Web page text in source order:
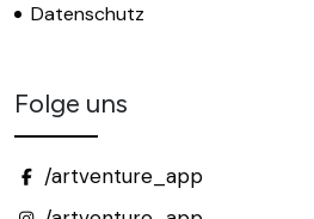
Datenschutz
Folge uns
/artventure_app